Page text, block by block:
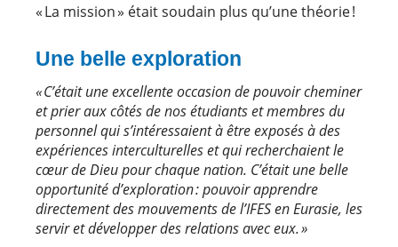
« La mission » était soudain plus qu’une théorie !
Une belle exploration
« C’était une excellente occasion de pouvoir cheminer
et prier aux côtés de nos étudiants et membres du
personnel qui s’intéressaient à être exposés à des
expériences interculturelles et qui recherchaient le
cœur de Dieu pour chaque nation. C’était une belle
opportunité d’exploration : pouvoir apprendre
directement des mouvements de l’IFES en Eurasie, les
servir et développer des relations avec eux. »